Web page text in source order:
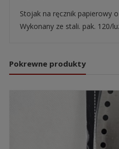
Stojak na ręcznik papierowy
Wykonany ze stali. pak. 120/
Pokrewne produkty